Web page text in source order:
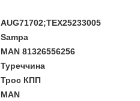
AUG71702;TEX25233005
Sampa
MAN 81326556256
Туреччина
Трос КПП
MAN